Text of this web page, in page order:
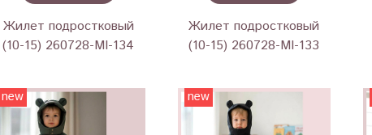
Жилет подростковый
(10-15) 260728-MI-134
Жилет подростковый
(10-15) 260728-MI-133
new new